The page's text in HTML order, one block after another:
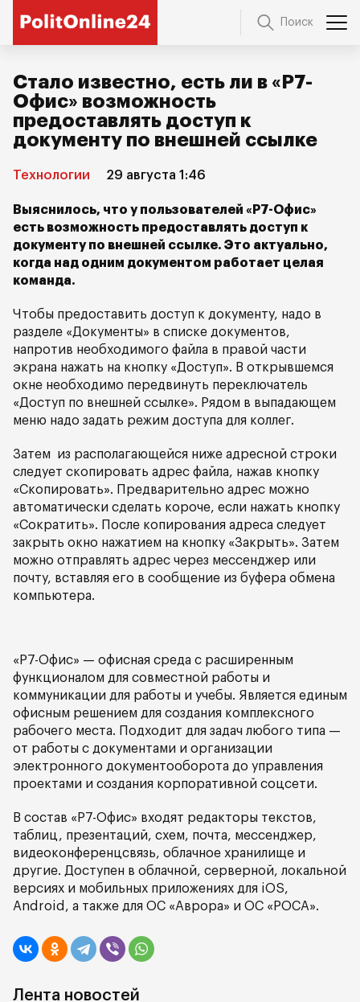
Поиск
Стало известно, есть ли в «Р7-
Офис» возможность
предоставлять доступ к
документу по внешней ссылке
Технологии 29 августа 1:46
Выяснилось, что у пользователей «Р7-Офис»
есть возможность предоставлять доступ к
документу по внешней ссылке. Это актуально,
когда над одним документом работает целая
команда.
Чтобы предоставить доступ к документу, надо в
разделе «Документы» в списке документов,
напротив необходимого файла в правой части
экрана нажать на кнопку «Доступ». В открывшемся
окне необходимо передвинуть переключатель
«Доступ по внешней ссылке». Рядом в выпадающем
меню надо задать режим доступа для коллег.
Затем из располагающейся ниже адресной строки
следует скопировать адрес файла, нажав кнопку
«Скопировать». Предварительно адрес можно
автоматически сделать короче, если нажать кнопку
«Сократить». После копирования адреса следует
закрыть окно нажатием на кнопку «Закрыть». Затем
можно отправлять адрес через мессенджер или
почту, вставляя его в сообщение из буфера обмена
компьютера.
«Р7-Офис» — офисная среда с расширенным
функционалом для совместной работы и
коммуникации для работы и учебы. Является единым
офисным решением для создания комплексного
рабочего места. Подходит для задач любого типа —
от работы с документами и организации
электронного документооборота до управления
проектами и создания корпоративной соцсети.
В состав «Р7-Офис» входят редакторы текстов,
таблиц, презентаций, схем, почта, мессенджер,
видеоконференцсвязь, облачное хранилище и
другие. Доступен в облачной, серверной, локальной
версиях и мобильных приложениях для iOS,
Android, а также для ОС «Аврора» и ОС «РОСА».
Лента новостей